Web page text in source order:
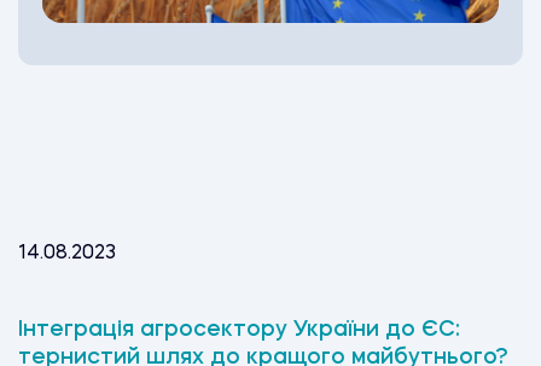
14.08.2023
Інтеграція агросектору України до ЄС:
тернистий шлях до кращого майбутнього?